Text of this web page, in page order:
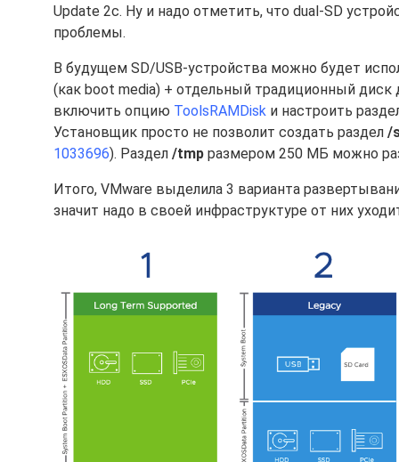
Update 2c. Ну и надо отметить, что dual-SD
проблемы.
В будущем SD/USB-устройства можно будет
(как boot media) + отдельный традиционный диск
включить опцию ToolsRAMDisk и настроить
Установщик просто не позволит создать раздел /
1033696). Раздел /tmp размером 250 МБ можно
Итого, VMware выделила 3 варианта
значит надо в своей инфраструктуре от них